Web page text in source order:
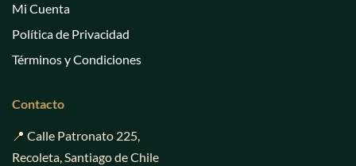
Mi Cuenta
Política de Privacidad
Términos y Condiciones
Contacto
📍 Calle Patronato 225,
Recoleta, Santiago de Chile